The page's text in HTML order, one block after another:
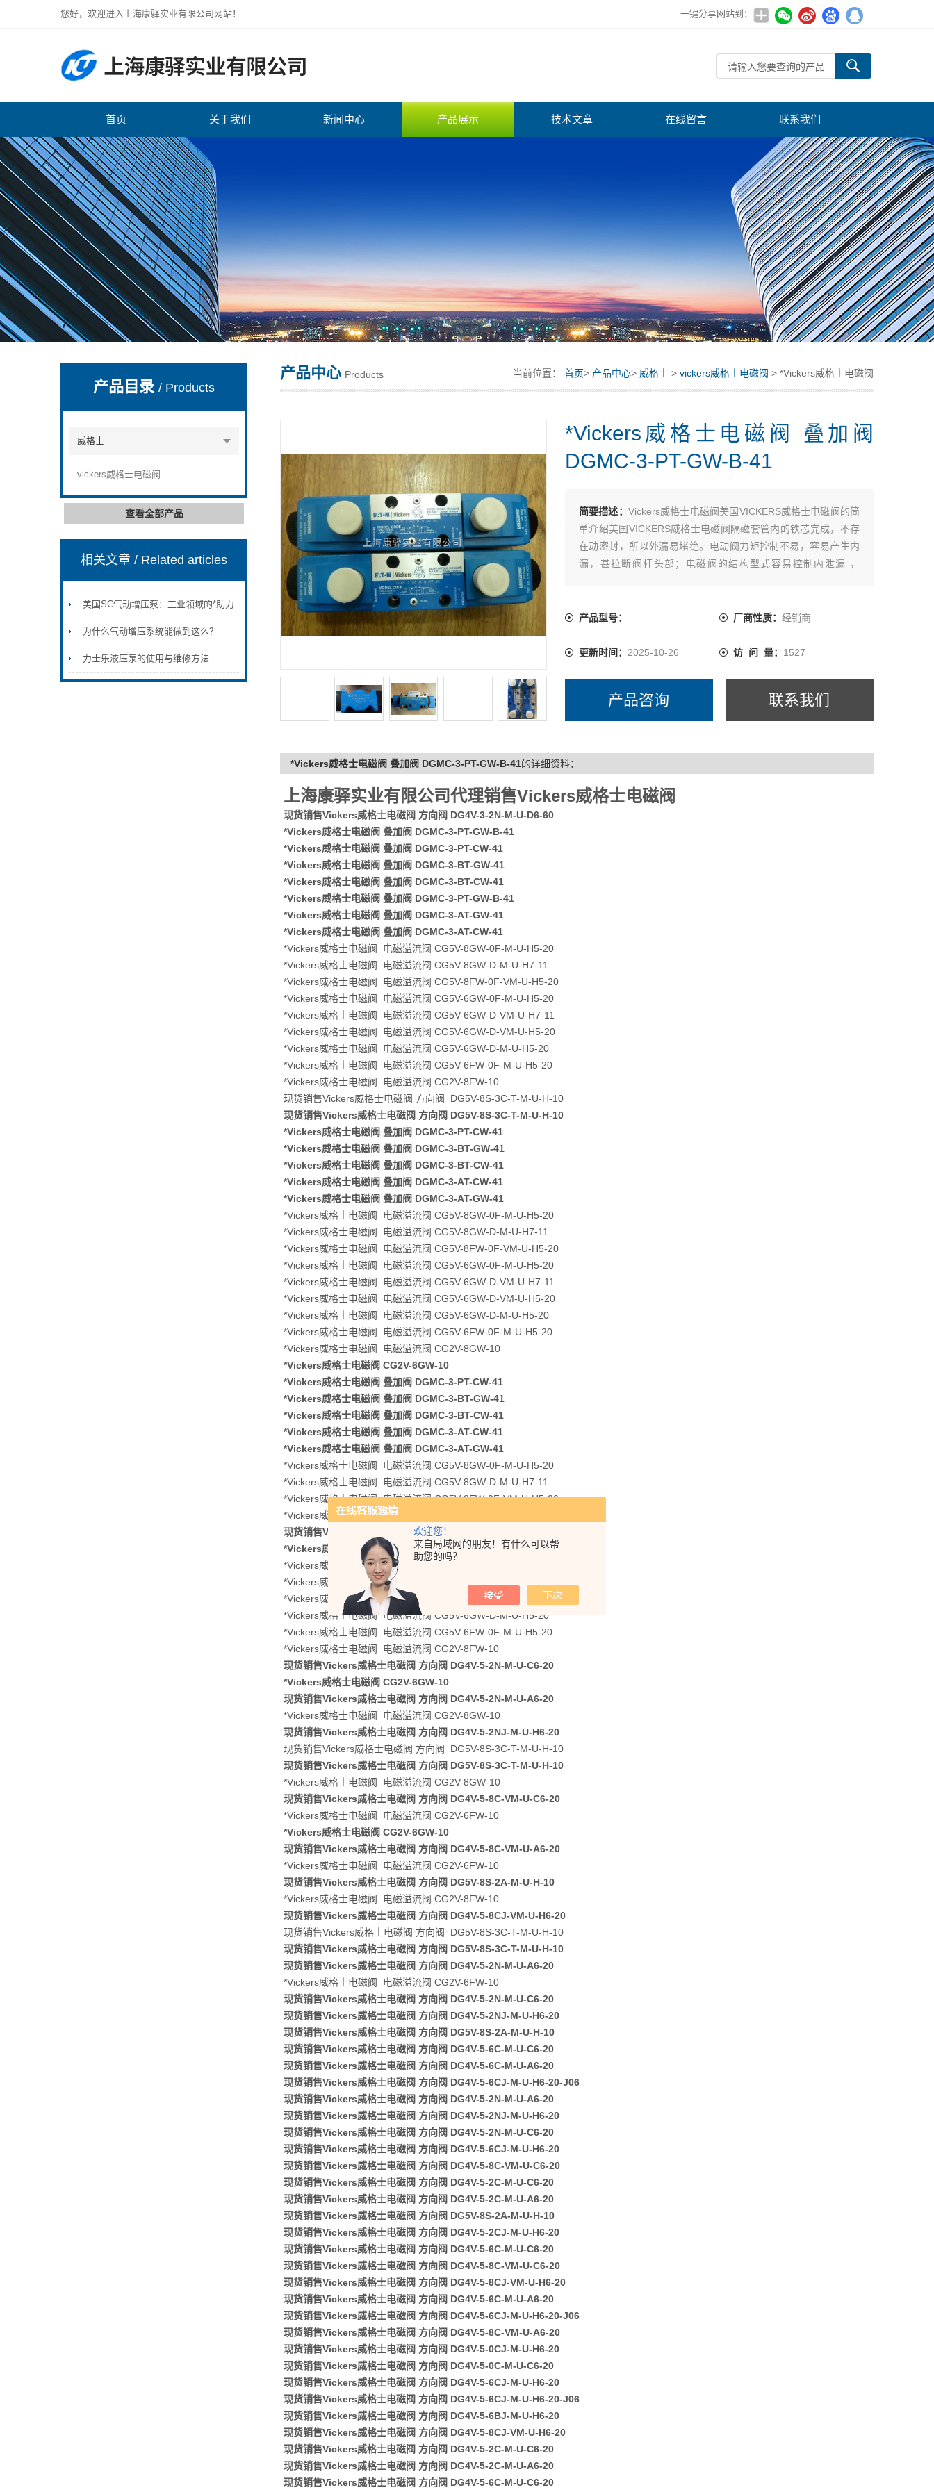
欢迎您！
来自局域网的朋友！有什么可以帮
助您的吗？
您好，欢迎进入上海康驿实业有限公司网站！ 一键分享网站到：
上海康驿实业有限公司
首页 关于我们 新闻中心 产品展示 技术文章 在线留言 联系我们
产品目录/ Products
威格士
vickers威格士电磁阀
查看全部产品
相关文章/ Related articles
美国SC气动增压泵：工业领域的*助力
为什么气动增压系统能做到这么？
力士乐液压泵的使用与维修方法
产品中心 Products 当前位置： 首页> 产品中心> 威格士 > vickers威格士电磁阀 > *Vickers威格士电磁阀
叠加阀 DGMC-3-PT-GW-B-41
*Vickers威格士电磁阀 叠加阀
DGMC-3-PT-GW-B-41
简要描述： Vickers威格士电磁阀美国VICKERS威格士电磁阀的简
单介绍美国VICKERS威格士电磁阀隔磁套管内的铁芯完成，不存
在动密封，所以外漏易堵绝。电动阀力矩控制不易，容易产生内
漏，甚拉断阀杆头部；电磁阀的结构型式容易控制内泄漏 ，
产品型号： 厂商性质： 经销商
更新时间： 2025-10-26 访 问 量： 1527
产品咨询 联系我们
*Vickers威格士电磁阀 叠加阀 DGMC-3-PT-GW-B-41的详细资料：
上海康驿实业有限公司代理销售Vickers威格士电磁阀
现货销售Vickers威格士电磁阀 方向阀 DG4V-3-2N-M-U-D6-60
*Vickers威格士电磁阀 叠加阀 DGMC-3-PT-GW-B-41
*Vickers威格士电磁阀 叠加阀 DGMC-3-PT-CW-41
*Vickers威格士电磁阀 叠加阀 DGMC-3-BT-GW-41
*Vickers威格士电磁阀 叠加阀 DGMC-3-BT-CW-41
*Vickers威格士电磁阀 叠加阀 DGMC-3-PT-GW-B-41
*Vickers威格士电磁阀 叠加阀 DGMC-3-AT-GW-41
*Vickers威格士电磁阀 叠加阀 DGMC-3-AT-CW-41
*Vickers威格士电磁阀 电磁溢流阀 CG5V-8GW-0F-M-U-H5-20
*Vickers威格士电磁阀 电磁溢流阀 CG5V-8GW-D-M-U-H7-11
*Vickers威格士电磁阀 电磁溢流阀 CG5V-8FW-0F-VM-U-H5-20
*Vickers威格士电磁阀 电磁溢流阀 CG5V-6GW-0F-M-U-H5-20
*Vickers威格士电磁阀 电磁溢流阀 CG5V-6GW-D-VM-U-H7-11
*Vickers威格士电磁阀 电磁溢流阀 CG5V-6GW-D-VM-U-H5-20
*Vickers威格士电磁阀 电磁溢流阀 CG5V-6GW-D-M-U-H5-20
*Vickers威格士电磁阀 电磁溢流阀 CG5V-6FW-0F-M-U-H5-20
*Vickers威格士电磁阀 电磁溢流阀 CG2V-8FW-10
现货销售Vickers威格士电磁阀 方向阀 DG5V-8S-3C-T-M-U-H-10
现货销售Vickers威格士电磁阀 方向阀 DG5V-8S-3C-T-M-U-H-10
*Vickers威格士电磁阀 叠加阀 DGMC-3-PT-CW-41
*Vickers威格士电磁阀 叠加阀 DGMC-3-BT-GW-41
*Vickers威格士电磁阀 叠加阀 DGMC-3-BT-CW-41
*Vickers威格士电磁阀 叠加阀 DGMC-3-AT-CW-41
*Vickers威格士电磁阀 叠加阀 DGMC-3-AT-GW-41
*Vickers威格士电磁阀 电磁溢流阀 CG5V-8GW-0F-M-U-H5-20
*Vickers威格士电磁阀 电磁溢流阀 CG5V-8GW-D-M-U-H7-11
*Vickers威格士电磁阀 电磁溢流阀 CG5V-8FW-0F-VM-U-H5-20
*Vickers威格士电磁阀 电磁溢流阀 CG5V-6GW-0F-M-U-H5-20
*Vickers威格士电磁阀 电磁溢流阀 CG5V-6GW-D-VM-U-H7-11
*Vickers威格士电磁阀 电磁溢流阀 CG5V-6GW-D-VM-U-H5-20
*Vickers威格士电磁阀 电磁溢流阀 CG5V-6GW-D-M-U-H5-20
*Vickers威格士电磁阀 电磁溢流阀 CG5V-6FW-0F-M-U-H5-20
*Vickers威格士电磁阀 电磁溢流阀 CG2V-8GW-10
*Vickers威格士电磁阀 CG2V-6GW-10
*Vickers威格士电磁阀 叠加阀 DGMC-3-PT-CW-41
*Vickers威格士电磁阀 叠加阀 DGMC-3-BT-GW-41
*Vickers威格士电磁阀 叠加阀 DGMC-3-BT-CW-41
*Vickers威格士电磁阀 叠加阀 DGMC-3-AT-CW-41
*Vickers威格士电磁阀 叠加阀 DGMC-3-AT-GW-41
*Vickers威格士电磁阀 电磁溢流阀 CG5V-8GW-0F-M-U-H5-20
*Vickers威格士电磁阀 电磁溢流阀 CG5V-8GW-D-M-U-H7-11
*Vickers威格士电磁阀 电磁溢流阀 CG5V-8FW-0F-VM-U-H5-20
*Vickers威格士电磁阀 电磁溢流阀 CG5V-6GW-0F-M-U-H5-20
现货销售Vickers威格士电磁阀 方向阀 DG5V-8S-2A-M-U-H-10
*Vickers威格士电磁阀 叠加阀 DGMC-3-BT-CW-41
*Vickers威格士电磁阀 电磁溢流阀 CG5V-8GW-D-M-U-H7-11
*Vickers威格士电磁阀 电磁溢流阀 CG5V-6GW-D-VM-U-H7-11
*Vickers威格士电磁阀 电磁溢流阀 CG5V-6GW-D-VM-U-H5-20
*Vickers威格士电磁阀 电磁溢流阀 CG5V-6GW-D-M-U-H5-20
*Vickers威格士电磁阀 电磁溢流阀 CG5V-6FW-0F-M-U-H5-20
*Vickers威格士电磁阀 电磁溢流阀 CG2V-8FW-10
现货销售Vickers威格士电磁阀 方向阀 DG4V-5-2N-M-U-C6-20
*Vickers威格士电磁阀 CG2V-6GW-10
现货销售Vickers威格士电磁阀 方向阀 DG4V-5-2N-M-U-A6-20
*Vickers威格士电磁阀 电磁溢流阀 CG2V-8GW-10
现货销售Vickers威格士电磁阀 方向阀 DG4V-5-2NJ-M-U-H6-20
现货销售Vickers威格士电磁阀 方向阀 DG5V-8S-3C-T-M-U-H-10
现货销售Vickers威格士电磁阀 方向阀 DG5V-8S-3C-T-M-U-H-10
*Vickers威格士电磁阀 电磁溢流阀 CG2V-8GW-10
现货销售Vickers威格士电磁阀 方向阀 DG4V-5-8C-VM-U-C6-20
*Vickers威格士电磁阀 电磁溢流阀 CG2V-6FW-10
*Vickers威格士电磁阀 CG2V-6GW-10
现货销售Vickers威格士电磁阀 方向阀 DG4V-5-8C-VM-U-A6-20
*Vickers威格士电磁阀 电磁溢流阀 CG2V-6FW-10
现货销售Vickers威格士电磁阀 方向阀 DG5V-8S-2A-M-U-H-10
*Vickers威格士电磁阀 电磁溢流阀 CG2V-8FW-10
现货销售Vickers威格士电磁阀 方向阀 DG4V-5-8CJ-VM-U-H6-20
现货销售Vickers威格士电磁阀 方向阀 DG5V-8S-3C-T-M-U-H-10
现货销售Vickers威格士电磁阀 方向阀 DG5V-8S-3C-T-M-U-H-10
现货销售Vickers威格士电磁阀 方向阀 DG4V-5-2N-M-U-A6-20
*Vickers威格士电磁阀 电磁溢流阀 CG2V-6FW-10
现货销售Vickers威格士电磁阀 方向阀 DG4V-5-2N-M-U-C6-20
现货销售Vickers威格士电磁阀 方向阀 DG4V-5-2NJ-M-U-H6-20
现货销售Vickers威格士电磁阀 方向阀 DG5V-8S-2A-M-U-H-10
现货销售Vickers威格士电磁阀 方向阀 DG4V-5-6C-M-U-C6-20
现货销售Vickers威格士电磁阀 方向阀 DG4V-5-6C-M-U-A6-20
现货销售Vickers威格士电磁阀 方向阀 DG4V-5-6CJ-M-U-H6-20-J06
现货销售Vickers威格士电磁阀 方向阀 DG4V-5-2N-M-U-A6-20
现货销售Vickers威格士电磁阀 方向阀 DG4V-5-2NJ-M-U-H6-20
现货销售Vickers威格士电磁阀 方向阀 DG4V-5-2N-M-U-C6-20
现货销售Vickers威格士电磁阀 方向阀 DG4V-5-6CJ-M-U-H6-20
现货销售Vickers威格士电磁阀 方向阀 DG4V-5-8C-VM-U-C6-20
现货销售Vickers威格士电磁阀 方向阀 DG4V-5-2C-M-U-C6-20
现货销售Vickers威格士电磁阀 方向阀 DG4V-5-2C-M-U-A6-20
现货销售Vickers威格士电磁阀 方向阀 DG5V-8S-2A-M-U-H-10
现货销售Vickers威格士电磁阀 方向阀 DG4V-5-2CJ-M-U-H6-20
现货销售Vickers威格士电磁阀 方向阀 DG4V-5-6C-M-U-C6-20
现货销售Vickers威格士电磁阀 方向阀 DG4V-5-8C-VM-U-C6-20
现货销售Vickers威格士电磁阀 方向阀 DG4V-5-8CJ-VM-U-H6-20
现货销售Vickers威格士电磁阀 方向阀 DG4V-5-6C-M-U-A6-20
现货销售Vickers威格士电磁阀 方向阀 DG4V-5-6CJ-M-U-H6-20-J06
现货销售Vickers威格士电磁阀 方向阀 DG4V-5-8C-VM-U-A6-20
现货销售Vickers威格士电磁阀 方向阀 DG4V-5-0CJ-M-U-H6-20
现货销售Vickers威格士电磁阀 方向阀 DG4V-5-0C-M-U-C6-20
现货销售Vickers威格士电磁阀 方向阀 DG4V-5-6CJ-M-U-H6-20
现货销售Vickers威格士电磁阀 方向阀 DG4V-5-6CJ-M-U-H6-20-J06
现货销售Vickers威格士电磁阀 方向阀 DG4V-5-6BJ-M-U-H6-20
现货销售Vickers威格士电磁阀 方向阀 DG4V-5-8CJ-VM-U-H6-20
现货销售Vickers威格士电磁阀 方向阀 DG4V-5-2C-M-U-C6-20
现货销售Vickers威格士电磁阀 方向阀 DG4V-5-2C-M-U-A6-20
现货销售Vickers威格士电磁阀 方向阀 DG4V-5-6C-M-U-C6-20